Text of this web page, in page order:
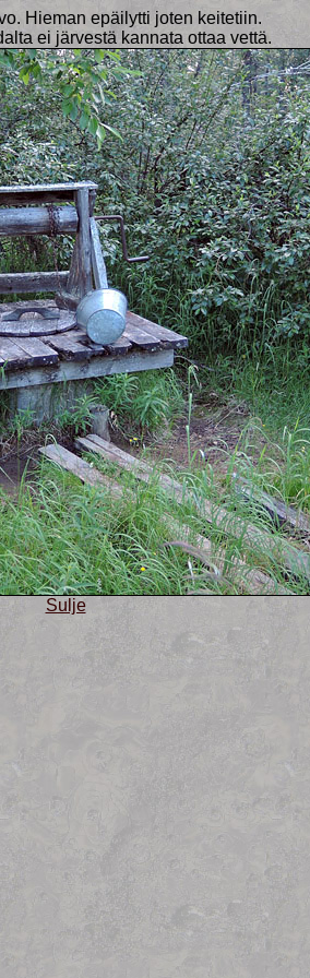
Hieman epäilytti joten keitetiin.
ei järvestä kannata ottaa vettä.
Sulje